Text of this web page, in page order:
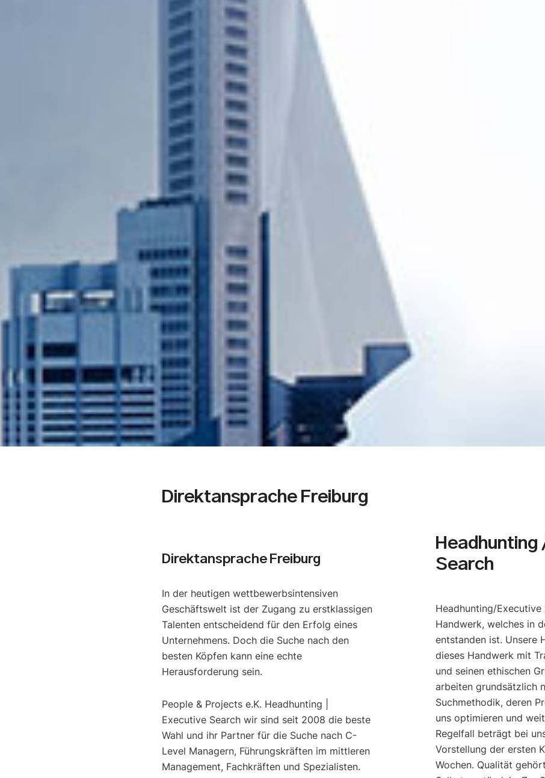
Direktansprache Freiburg
Direktansprache Freiburg
In der heutigen wettbewerbsintensiven
Geschäftswelt ist der Zugang zu erstklassigen
Talenten entscheidend für den Erfolg eines
Unternehmens. Doch die Suche nach den
besten Köpfen kann eine echte
Herausforderung sein.
People & Projects e.K. Headhunting |
Executive Search wir sind seit 2008 die beste
Wahl und ihr Partner für die Suche nach C-
Level Managern, Führungskräften im mittleren
Management, Fachkräften und Spezialisten.
Search
Headhunting/Executive
Handwerk, welches in
entstanden ist. Unsere
dieses Handwerk mit
und seinen ethischen
arbeiten grundsätzlich
Suchmethodik, deren
uns optimieren und
Regelfall beträgt bei
Vorstellung der ersten
Wochen. Qualität